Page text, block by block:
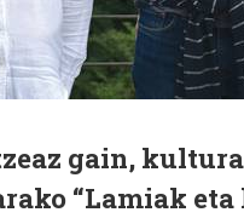
gain,
“Lamiak